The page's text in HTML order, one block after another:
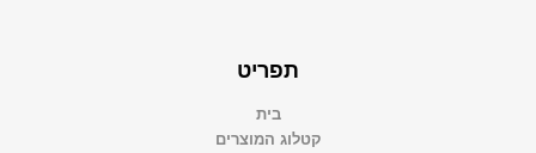
תפריט
בית
קטלוג המוצרים